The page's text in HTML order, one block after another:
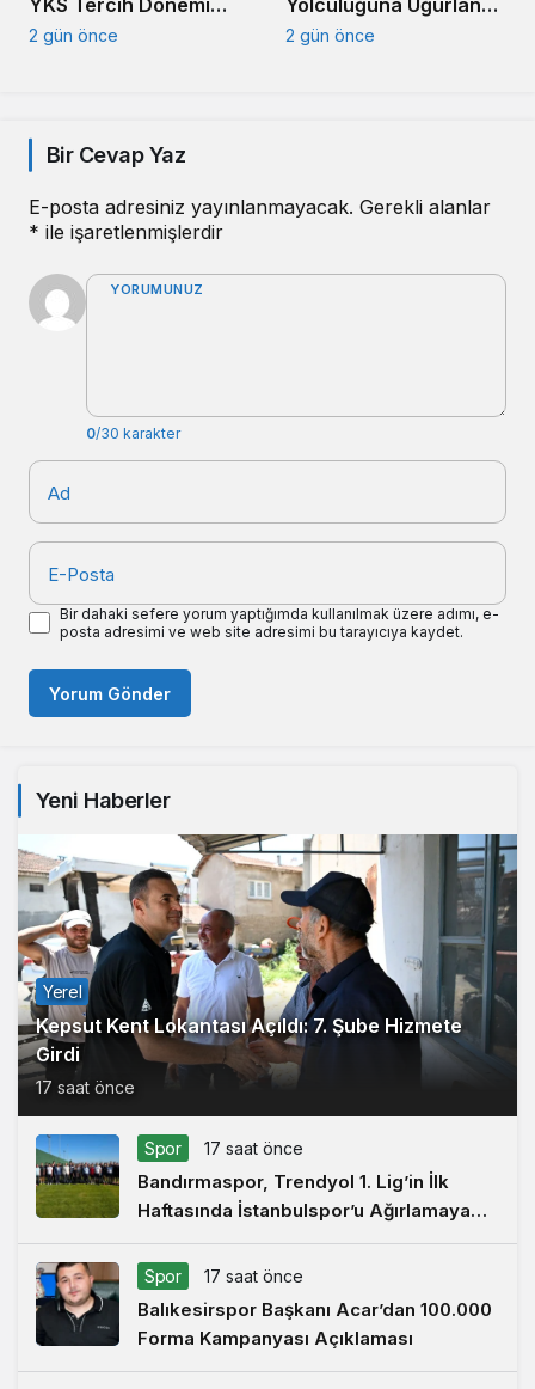
YKS Tercih Dönemi
Mesajı
2 gün önce
Yolculuğuna Uğurlandı:
Balıkesir’in Duayen
2 gün önce
Bir Cevap Yaz
E-posta adresiniz yayınlanmayacak. Gerekli alanlar
* ile işaretlenmişlerdir
YORUMUNUZ
0/30 karakter
Ad
E-Posta
Bir dahaki sefere yorum yaptığımda kullanılmak üzere adımı, e-
posta adresimi ve web site adresimi bu tarayıcıya kaydet.
Yorum Gönder
Yeni Haberler
Yerel
Kepsut Kent Lokantası Açıldı: 7. Şube Hizmete
Girdi
17 saat önce
Spor 17 saat önce
Bandırmaspor, Trendyol 1. Lig’in İlk
Haftasında İstanbulspor’u Ağırlamaya
Hazırlanıyor
Spor 17 saat önce
Balıkesirspor Başkanı Acar’dan 100.000
Forma Kampanyası Açıklaması